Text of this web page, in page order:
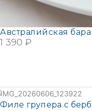
Австралийская
1 390 ₽
Филе групера с